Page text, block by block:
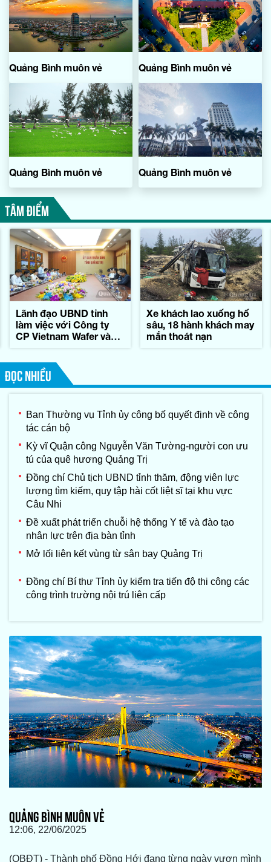
Quảng Bình muôn vẻ Quảng Bình muôn vẻ
Quảng Bình muôn vẻ Quảng Bình muôn vẻ
TÂM ĐIỂM
Lãnh đạo UBND tỉnh
làm việc với Công ty
CP Vietnam Wafer và
Xe khách lao xuống hố
sâu, 18 hành khách may
mắn thoát nạn
ĐỌC NHIỀU
Ban Thường vụ Tỉnh ủy công bố quyết định về công
tác cán bộ
Kỳ vĩ Quận công Nguyễn Văn Tường-người con ưu
tú của quê hương Quảng Trị
Đồng chí Chủ tịch UBND tỉnh thăm, động viên lực
lượng tìm kiếm, quy tập hài cốt liệt sĩ tại khu vực
Câu Nhi
Đề xuất phát triển chuỗi hệ thống Y tế và đào tạo
nhân lực trên địa bàn tỉnh
Mở lối liên kết vùng từ sân bay Quảng Trị
Đồng chí Bí thư Tỉnh ủy kiểm tra tiến độ thi công các
công trình trường nội trú liên cấp
QUẢNG BÌNH MUÔN VẺ
12:06, 22/06/2025
(QBĐT) - Thành phố Đồng Hới đang từng ngày vươn mình